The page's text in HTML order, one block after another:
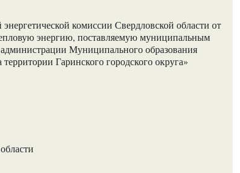
комиссии Свердловской области от
энергию, поставляемую муниципальным
Муниципального образования
Гаринского городского округа»